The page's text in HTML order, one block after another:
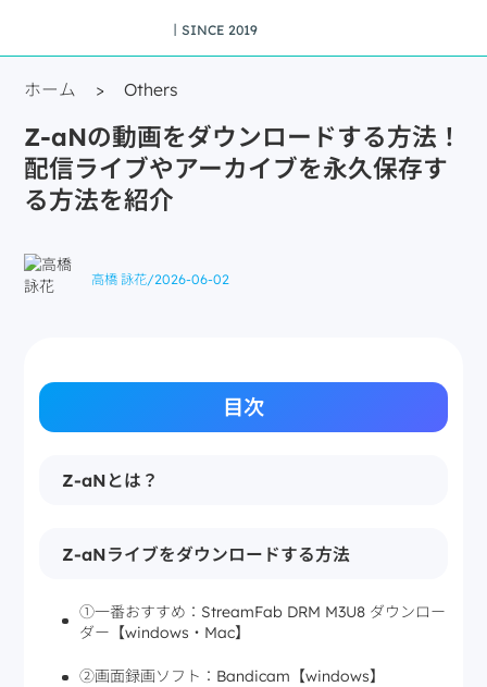
丨SINCE 2019
ホーム > Others
Z-aNの動画をダウンロードする方法！
配信ライブやアーカイブを永久保存す
る方法を紹介
高橋 詠花/2026-06-02
目次
Z-aNとは？
Z-aNライブをダウンロードする方法
①一番おすすめ：StreamFab DRM M3U8 ダウンロー
ダー【windows・Mac】
②画面録画ソフト：Bandicam【windows】